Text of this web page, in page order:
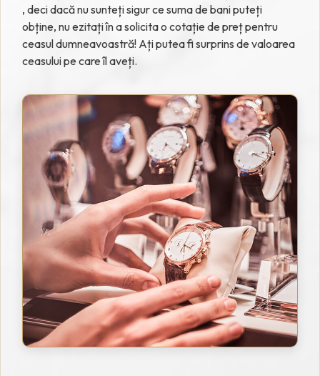
, deci dacă nu sunteți sigur ce suma de bani puteți
obține, nu ezitați în a solicita o cotație de preț pentru
ceasul dumneavoastră! Ați putea fi surprins de valoarea
ceasului pe care îl aveți.